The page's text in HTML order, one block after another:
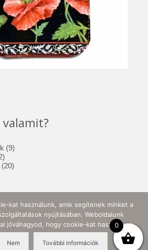
99
22
termék
2020
1010
termék
0
kat használunk, amik segítenek minket a
nyújtásában. Weboldalunk
jóváhagyod, hogy cookie-kat használjunk.
Nem További információk